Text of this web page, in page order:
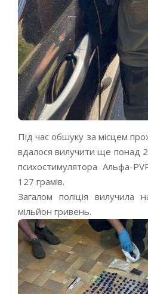
Під час обшуку за місцем
вдалося вилучити ще понад
психостимулятора Альфа-
127 грамів.
Загалом поліція вилучила
мільйон гривень.